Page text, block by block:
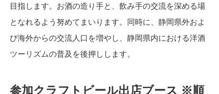
目指します。お酒の造り手と、飲み手の交流を深める場
となれるよう努めてまいります。同時に、静岡県外およ
び海外からの交流人口を増やし、静岡県内における洋酒
ツーリズムの普及を後押しします。
参加クラフトビール出店ブース ※順